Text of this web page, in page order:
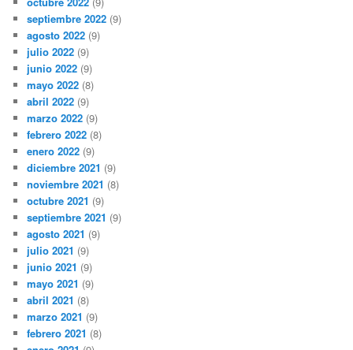
septiembre 2022 (9)
agosto 2022 (9)
julio 2022 (9)
junio 2022 (9)
mayo 2022 (8)
abril 2022 (9)
marzo 2022 (9)
febrero 2022 (8)
enero 2022 (9)
diciembre 2021 (9)
noviembre 2021 (8)
octubre 2021 (9)
septiembre 2021 (9)
agosto 2021 (9)
julio 2021 (9)
junio 2021 (9)
mayo 2021 (9)
abril 2021 (8)
marzo 2021 (9)
febrero 2021 (8)